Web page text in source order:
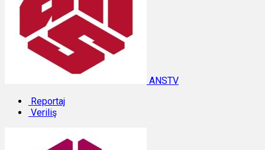
ANSTV
Reportaj
Veriliş